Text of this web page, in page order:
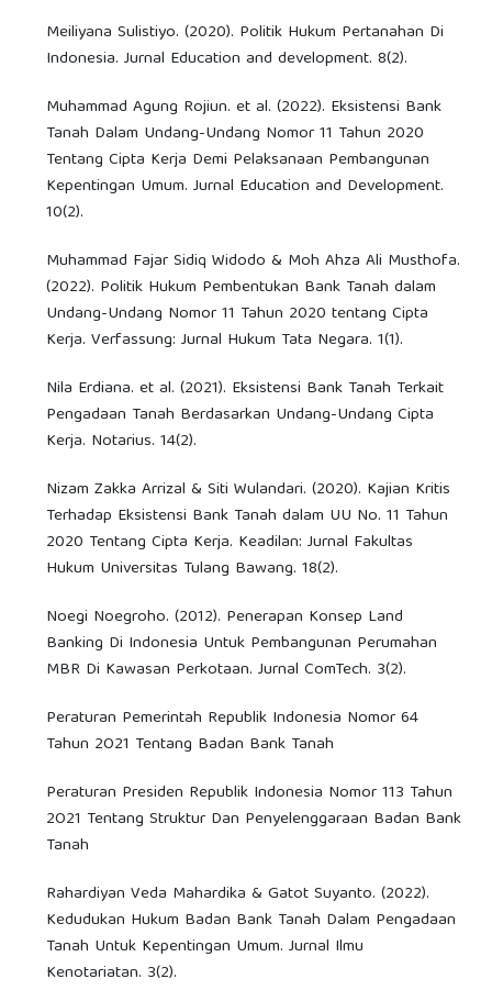
Meiliyana Sulistiyo. (2020). Politik Hukum Pertanahan Di
Indonesia. Jurnal Education and development. 8(2).
Muhammad Agung Rojiun. et al. (2022). Eksistensi Bank
Tanah Dalam Undang-Undang Nomor 11 Tahun 2020
Tentang Cipta Kerja Demi Pelaksanaan Pembangunan
Kepentingan Umum. Jurnal Education and Development.
10(2).
Muhammad Fajar Sidiq Widodo & Moh Ahza Ali Musthofa.
(2022). Politik Hukum Pembentukan Bank Tanah dalam
Undang-Undang Nomor 11 Tahun 2020 tentang Cipta
Kerja. Verfassung: Jurnal Hukum Tata Negara. 1(1).
Nila Erdiana. et al. (2021). Eksistensi Bank Tanah Terkait
Pengadaan Tanah Berdasarkan Undang-Undang Cipta
Kerja. Notarius. 14(2).
Nizam Zakka Arrizal & Siti Wulandari. (2020). Kajian Kritis
Terhadap Eksistensi Bank Tanah dalam UU No. 11 Tahun
2020 Tentang Cipta Kerja. Keadilan: Jurnal Fakultas
Hukum Universitas Tulang Bawang. 18(2).
Noegi Noegroho. (2012). Penerapan Konsep Land
Banking Di Indonesia Untuk Pembangunan Perumahan
MBR Di Kawasan Perkotaan. Jurnal ComTech. 3(2).
Peraturan Pemerintah Republik Indonesia Nomor 64
Tahun 2O21 Tentang Badan Bank Tanah
Peraturan Presiden Republik Indonesia Nomor 113 Tahun
2O21 Tentang Struktur Dan Penyelenggaraan Badan Bank
Tanah
Rahardiyan Veda Mahardika & Gatot Suyanto. (2022).
Kedudukan Hukum Badan Bank Tanah Dalam Pengadaan
Tanah Untuk Kepentingan Umum. Jurnal Ilmu
Kenotariatan. 3(2).